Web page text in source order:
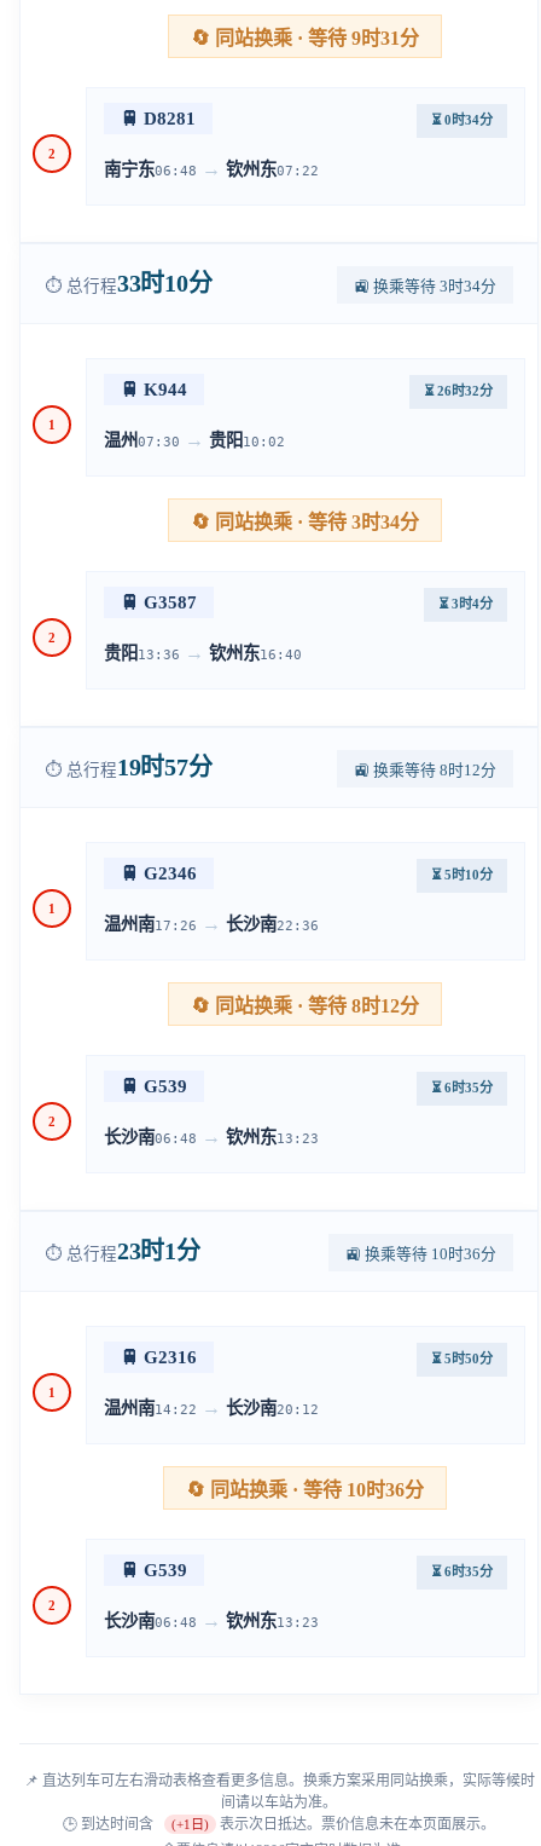
🔄 同站换乘 · 等待 9时31分
2
🚆 D8281 ⏳ 0时34分
南宁东06:48 → 钦州东07:22
⏱️ 总行程33时10分 🚉 换乘等待 3时34分
1
🚆 K944 ⏳ 26时32分
温州07:30 → 贵阳 10:02
🔄 同站换乘 · 等待 3时34分
2
🚆 G3587 ⏳ 3时4分
贵阳 13:36 → 钦州东16:40
⏱️ 总行程19时57分 🚉 换乘等待 8时12分
1
🚆 G2346 ⏳ 5时10分
温州南17:26 → 长沙南22:36
🔄 同站换乘 · 等待 8时12分
2
🚆 G539 ⏳ 6时35分
长沙南06:48 → 钦州东13:23
⏱️ 总行程23时1分 🚉 换乘等待 10时36分
1
🚆 G2316 ⏳ 5时50分
温州南14:22 → 长沙南20:12
🔄 同站换乘 · 等待 10时36分
2
🚆 G539 ⏳ 6时35分
长沙南06:48 → 钦州东13:23
📌 直达列车可左右滑动表格查看更多信息。换乘方案采用同站换乘，实际等候时
间请以车站为准。
🕒 到达时间含
(+1日)
表示次日抵达。票价信息未在本页面展示。